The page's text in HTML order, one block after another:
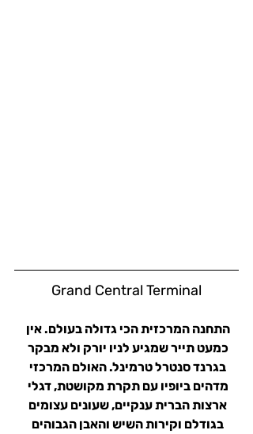
Grand Central Terminal
התחנה המרכזית הכי גדולה בעולם. אין
כמעט תייר שמגיע לניו יורק ולא מבקר
בגרנד סנטרל טרמינל. האולם המרכזי
מדהים ביופיו עם תקרת מקושטת, דגלי
ארצות הברית ענקיים, שעונים עצומים
בגודלם וקירות השיש והאבן הגבוהים